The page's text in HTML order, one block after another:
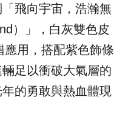
飛向宇宙，浩瀚無
）」，白灰雙色皮
用，搭配紫色飾條
足以衝破大氣層的
的勇敢與熱血體現